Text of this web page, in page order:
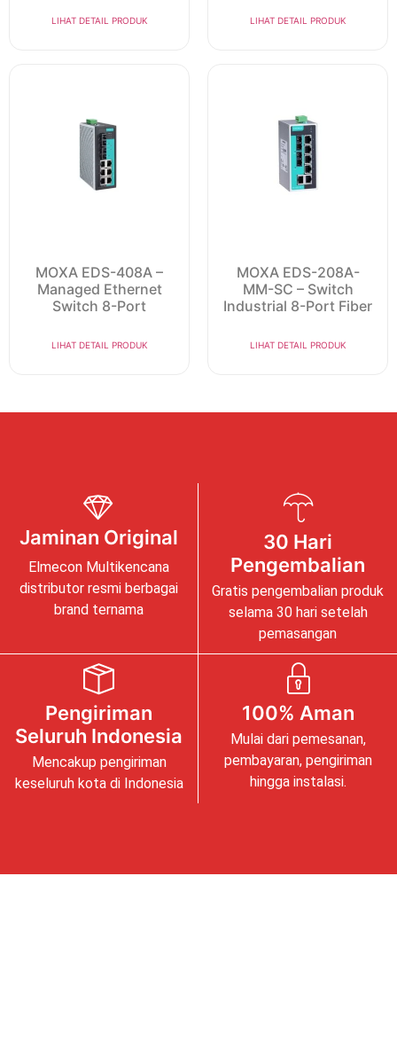
LIHAT DETAIL PRODUK LIHAT DETAIL PRODUK
MOXA EDS-408A –
Managed Ethernet
Switch 8-Port
LIHAT DETAIL PRODUK
MOXA EDS-208A-
MM-SC – Switch
Industrial 8-Port Fiber
LIHAT DETAIL PRODUK
Jaminan Original
Elmecon Multikencana
distributor resmi berbagai
brand ternama
30 Hari
Pengembalian
Gratis pengembalian produk
selama 30 hari setelah
pemasangan
Pengiriman
Seluruh Indonesia
Mencakup pengiriman
keseluruh kota di Indonesia
100% Aman
Mulai dari pemesanan,
pembayaran, pengiriman
hingga instalasi.